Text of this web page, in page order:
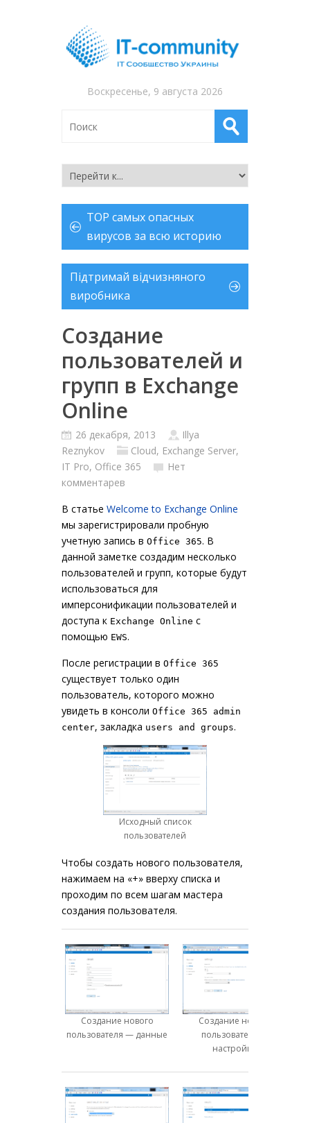
Воскресенье, 9 августа 2026
TOP самых опасных
вирусов за всю историю
Підтримай відчизняного
виробника
Создание
пользователей и
групп в Exchange
Online
26 декабря, 2013
Illya
Reznykov
Cloud, Exchange Server,
IT Pro, Office 365
Нет
комментарев
В статье Welcome to Exchange Online
мы зарегистрировали пробную
учетную запись в Office 365. В
данной заметке создадим несколько
пользователей и групп, которые будут
использоваться для
имперсонификации пользователей и
доступа к Exchange Online с
помощью EWS.
После регистрации в Office 365
существует только один
пользователь, которого можно
увидеть в консоли Office 365 admin
center, закладка users and groups.
Исходный список
пользователей
Чтобы создать нового пользователя,
нажимаем на «+» вверху списка и
проходим по всем шагам мастера
создания пользователя.
Создание нового
пользователя — данные
Создание нового
пользователя —
настройки